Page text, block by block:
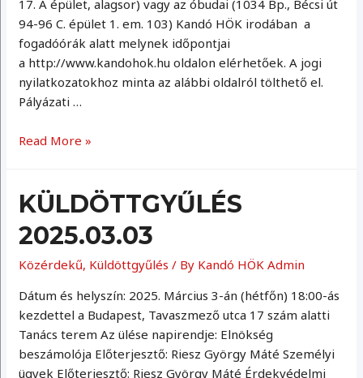
17. A épület, alagsor) vagy az óbudai (1034 Bp., Bécsi út
94-96 C. épület 1. em. 103) Kandó HÖK irodában a
fogadóórák alatt melynek időpontjai
a http://www.kandohok.hu oldalon elérhetőek. A jogi
nyilatkozatokhoz minta az alábbi oldalról tölthető el.
Pályázati …
Pályázatok
Read More »
KÜLDÖTTGYŰLÉS
2025.03.03
Közérdekű, Küldöttgyűlés / By Kandó HÖK Admin
Dátum és helyszín: 2025. Március 3-án (hétfőn) 18:00-ás
kezdettel a Budapest, Tavaszmező utca 17 szám alatti
Tanács terem Az ülése napirendje: Elnökség
beszámolója Előterjesztő: Riesz György Máté Személyi
ügyek Előterjesztő: Riesz György Máté Érdekvédelmi